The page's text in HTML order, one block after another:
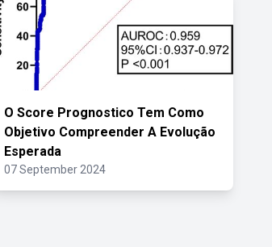
O Score Prognostico Tem Como
Objetivo Compreender A Evolução
Esperada
07 September 2024